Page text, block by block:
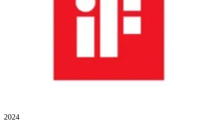
2024